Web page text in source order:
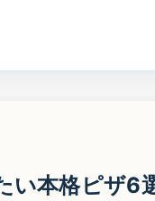
い本格ピザ6